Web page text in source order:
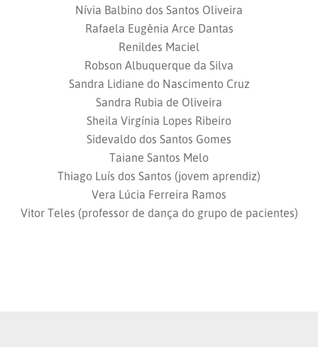
Nívia Balbino dos Santos Oliveira
Rafaela Eugênia Arce Dantas
Renildes Maciel
Robson Albuquerque da Silva
Sandra Lidiane do Nascimento Cruz
Sandra Rubia de Oliveira
Sheila Virgínia Lopes Ribeiro
Sidevaldo dos Santos Gomes
Taiane Santos Melo
Thiago Luís dos Santos (jovem aprendiz)
Vera Lúcia Ferreira Ramos
Vitor Teles (professor de dança do grupo de pacientes)